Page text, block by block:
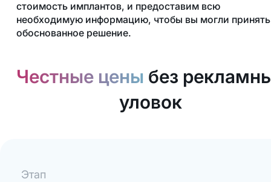
стоимость имплантов, и предоставим всю
необходимую информацию, чтобы вы могли принять
обоснованное решение.
Честные цены без
уловок
Этап